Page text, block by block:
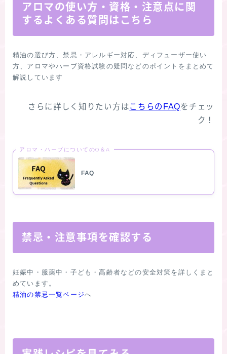
アロマの使い方・資格・注意点に関
するよくある質問はこちら
精油の選び方、禁忌・アレルギー対応、ディフューザー使い
方、アロマやハーブ資格試験の疑問などのポイントをまとめて
さらに詳しく知りたい方はこちらのFAQをチェッ
ク！
アロマ・ハーブについてのQ＆A
FAQ
禁忌・注意事項を確認する
妊娠中・服薬中・子ども・高齢者などの安全対策を詳しくまと
精油の禁忌一覧ページへ